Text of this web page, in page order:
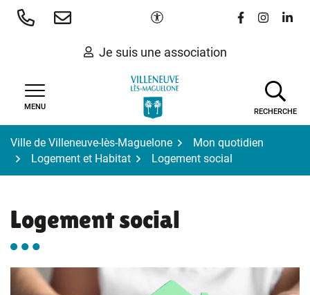
Aller
Paramètres d'accessibilité
Lien vers le
Lien vers
Lien
Je suis une association
MENU
RECHERCHE
Ville de Villeneuve-lès-Maguelone
Mon quotidien
Logement et Habitat
Logement social
Logement social